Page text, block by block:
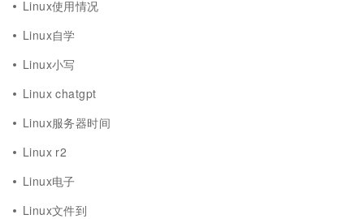
Linux使用情况
Linux自学
Linux小写
Linux chatgpt
Linux服务器时间
Linux r2
Linux电子
Linux文件到